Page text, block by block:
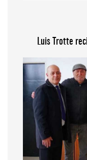
Luis Trotte